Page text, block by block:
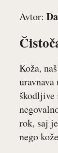
Avtor:
Koža,
škodljive
rok, saj
nego